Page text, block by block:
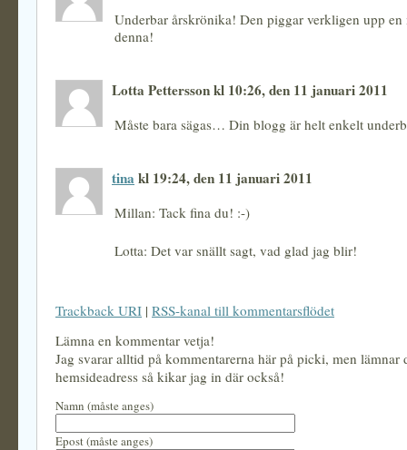
Underbar årskrönika! Den piggar verkligen upp en
denna!
Lotta Pettersson kl 10:26, den 11 januari 2011
Måste bara sägas… Din blogg är helt enkelt
tina kl 19:24, den 11 januari 2011
Millan: Tack fina du! :-)
Lotta: Det var snällt sagt, vad glad jag blir!
Trackback URI | RSS-kanal till kommentarsflödet
Lämna en kommentar vetja!
Jag svarar alltid på kommentarerna här på picki, men lämnar
hemsideadress så kikar jag in där också!
Namn (måste anges)
Epost (måste anges)